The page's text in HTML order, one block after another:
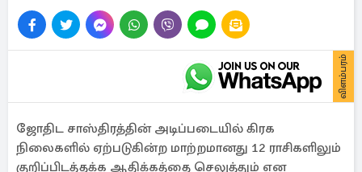
விளம்பரம்
ஜோதிட சாஸ்திரத்தின் அடிப்படையில் கிரக
நிலைகளில் ஏற்படுகின்ற மாற்றமானது 12 ராசிகளிலும்
குறிப்பிடத்தக்க ஆதிக்கத்தை செலுத்தும் என